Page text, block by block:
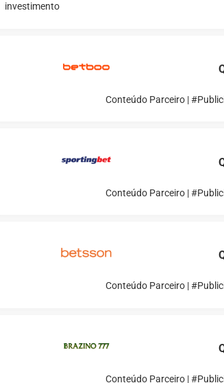
investimento
Conteúdo Parceiro |
Conteúdo Parceiro |
Conteúdo Parceiro |
Conteúdo Parceiro |